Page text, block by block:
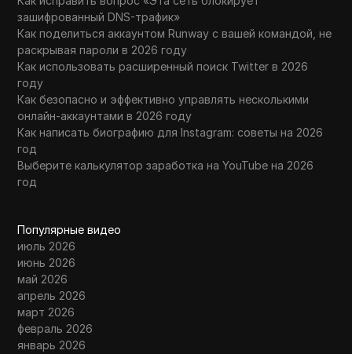
зашифрованный DNS-трафик»
Как поделиться аккаунтом Runway с вашей командой, не
раскрывая пароли в 2026 году
Как использовать расширенный поиск Twitter в 2026
году
Как безопасно и эффективно управлять несколькими
онлайн-аккаунтами в 2026 году
Как написать биографию для Instagram: советы на 2026
год
Выберите калькулятор заработка на YouTube на 2026
год
Популярные видео
июль 2026
июнь 2026
май 2026
апрель 2026
март 2026
февраль 2026
январь 2026